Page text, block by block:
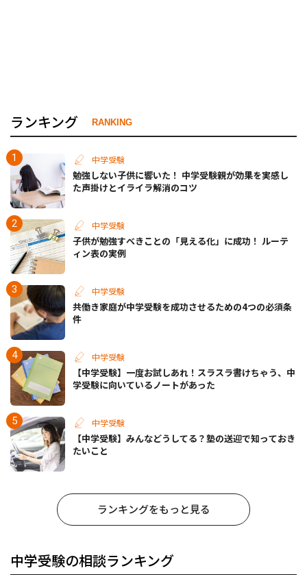
ランキング RANKING
中学受験
勉強しない子供に響いた！ 中学受験親が効果を実感し
た声掛けとイライラ解消のコツ
中学受験
子供が勉強すべきことの「見える化」に成功！ ルーテ
ィン表の実例
中学受験
共働き家庭が中学受験を成功させるための4つの必須条
件
中学受験
【中学受験】一度お試しあれ！スラスラ書けちゃう、中
学受験に向いているノートがあった
中学受験
【中学受験】みんなどうしてる？塾の送迎で知っておき
たいこと
ランキングをもっと見る
中学受験の相談ランキング